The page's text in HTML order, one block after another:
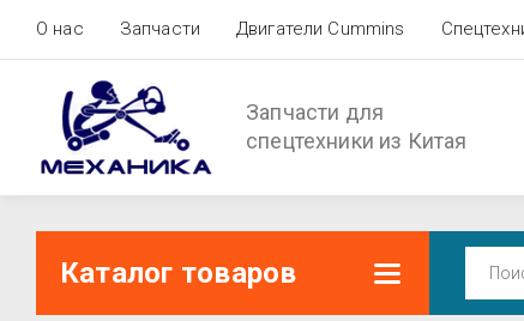
О нас Запчасти Двигатели Cummins
Запчасти для
спецтехники из Китая
Каталог товаров